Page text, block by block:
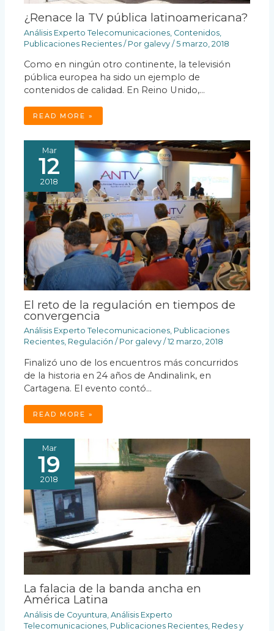
¿Renace la TV pública latinoamericana?
Análisis Experto Telecomunicaciones Contenidos
Publicaciones Recientes / Por galevy/5 marzo, 2018
Como en ningún otro continente, la televisión
pública europea ha sido un ejemplo de
contenidos de calidad. En Reino Unido,…
READ MORE »
Mar
12
2018
El reto de la regulación en tiempos de
convergencia
Análisis Experto Telecomunicaciones, Publicaciones
Recientes, Regulación / Por galevy/12 marzo, 2018
Finalizó uno de los encuentros más concurridos
de la historia en 24 años de Andinalink, en
Cartagena. El evento contó…
READ MORE »
Mar
19
2018
La falacia de la banda ancha en
América Latina
Análisis de Coyuntura ,Análisis Experto
Telecomunicaciones Publicaciones Recientes Redes y